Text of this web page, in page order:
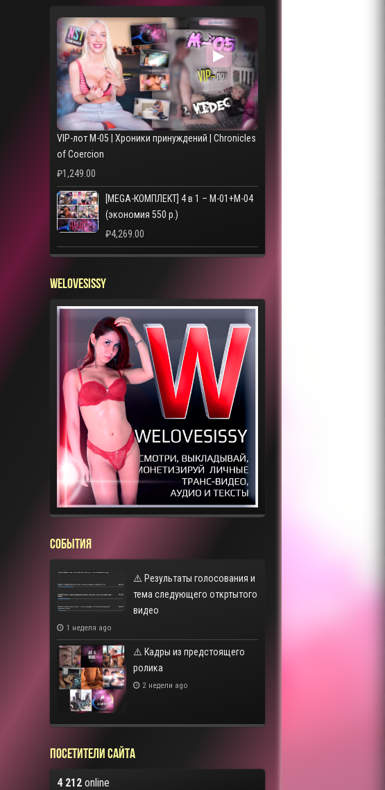
▶
VIP-лот M-05 | Хроники принуждений | Chronicles
of Coercion
₽1,249.00
[MEGA-КОМПЛЕКТ] 4 в 1 – M-01+M-04
(экономия 550 р.)
₽4,269.00
WELOVESISSY
СОБЫТИЯ
⚠️ Результаты голосования и
тема следующего откртытого
видео
1 неделя ago
⚠️ Кадры из предстоящего
ролика
2 недели ago
Посетители сайта
4 212online